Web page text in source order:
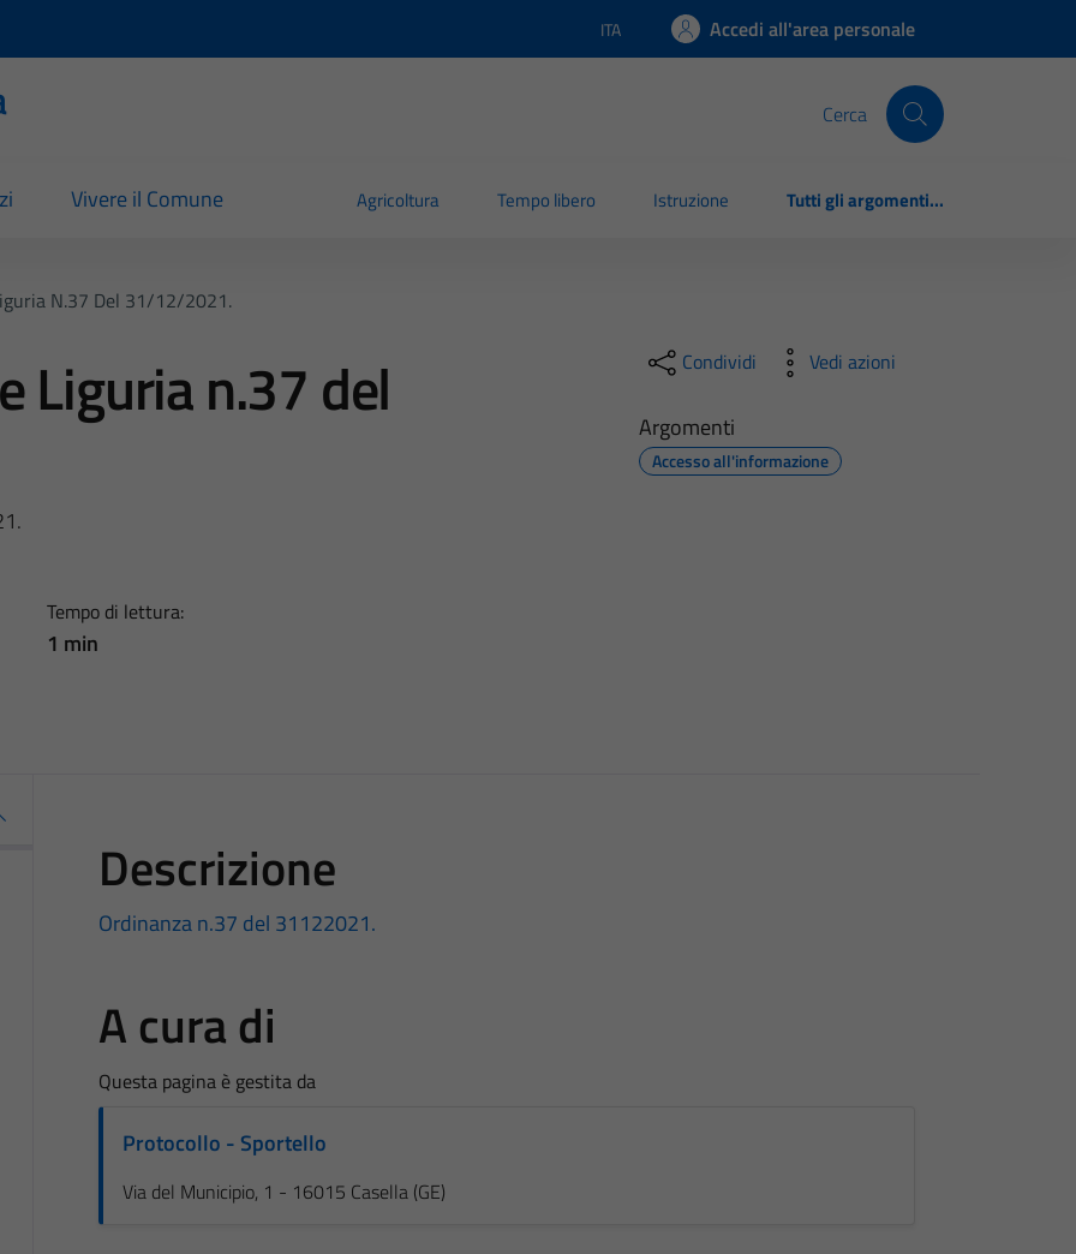
Lingua attiva:
ITA Accedi all'area personale
Cerca
Vivere il Comune Agricoltura Tempo libero Istruzione Tutti gli argomenti...
N.37 Del 31/12/2021.
Liguria n.37 del
Tempo di lettura:
1 min
Condividi Vedi azioni
Argomenti
Accesso all'informazione
Descrizione
Ordinanza n.37 del 31122021.
A cura di
Questa pagina è gestita da
Protocollo - Sportello
Via del Municipio, 1 - 16015 Casella (GE)